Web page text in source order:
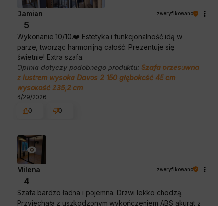
Damian zweryfikowano
5
Wykonanie 10/10.❤️ Estetyka i funkcjonalność idą w
parze, tworząc harmonijną całość. Prezentuje się
świetnie! Extra szafa.
Opinia dotyczy podobnego produktu: Szafa przesuwna
z lustrem wysoka Davos 2 150 głębokość 45 cm
wysokość 235,2 cm
6/29/2026
0
0
Milena zweryfikowano
4
Szafa bardzo ładna i pojemna. Drzwi lekko chodzą.
Przyjechała z uszkodzonym wykończeniem ABS akurat z